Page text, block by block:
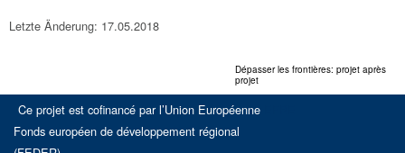
Letzte Änderung: 17.05.2018
Dépasser les frontières: projet après
projet
Ce projet est cofinancé par l’Union Européenne
Fonds européen de développement régional